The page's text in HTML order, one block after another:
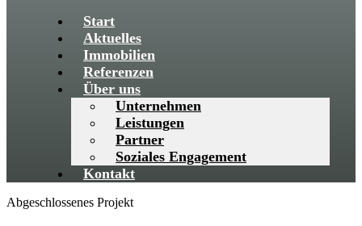
Start
Aktuelles
Immobilien
Referenzen
Über uns
Unternehmen
Leistungen
Partner
Soziales Engagement
Kontakt
Abgeschlossenes Projekt